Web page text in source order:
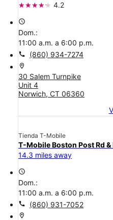
4.2
access_time
Dom.:
11:00 a.m. a 6:00 p.m.
call (860) 934-7274
location_on
30 Salem Turnpike
Unit 4
Norwich, CT 06360
Tienda T-Mobile
T-Mobile Boston Post Rd
14.3 miles away
access_time
Dom.:
11:00 a.m. a 6:00 p.m.
call (860) 931-7052
location_on